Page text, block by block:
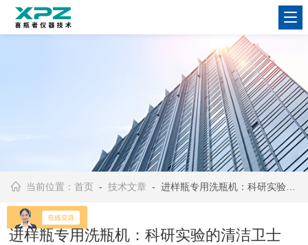
当前位置：首页 -技术文章 - 进样瓶专用洗瓶机：科研实验的清洁卫士
进样瓶专用洗瓶机：科研实验的清洁卫士